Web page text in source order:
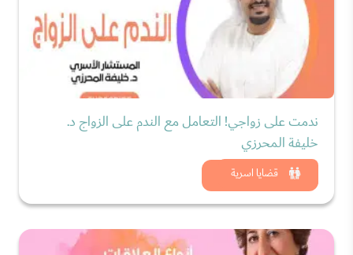
قضايا اسرية
ندمت على زواجي! التعامل مع الندم على الزواج د.
خليفة المحرزي
شاهد الان